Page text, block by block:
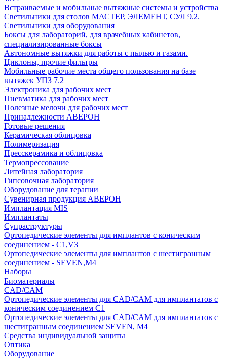
Встраиваемые и мобильные вытяжные системы и устройства
Светильники для столов МАСТЕР, ЭЛЕМЕНТ, СУЛ 9.2.
Светильники для оборудования
Боксы для лабораторий, для врачебных кабинетов,
специализированные боксы
Автономные вытяжки для работы с пылью и газами.
Циклоны, прочие фильтры
Мобильные рабочие места общего пользования на базе
вытяжек УПЗ 7.2
Электроника для рабочих мест
Пневматика для рабочих мест
Полезные мелочи для рабочих мест
Принадлежности АВЕРОН
Готовые решения
Керамическая облицовка
Полимеризация
Пресскерамика и облицовка
Термопрессование
Литейная лаборатория
Гипсовочная лаборатория
Оборудование для терапии
Сувенирная продукция АВЕРОН
Имплантация MIS
Имплантаты
Супраструктуры
Ортопедические элементы для имплантов с коническим
соединением - C1,V3
Ортопедические элементы для имплантов с шестигранным
соединением - SEVEN,M4
Наборы
Биоматериалы
CAD/CAM
Ортопедические элементы для CAD/CAM для имплантатов с
коническим соединением С1
Ортопедические элементы для CAD/CAM для имплантатов с
шестигранным соединением SEVEN, М4
Средства индивидуальной защиты
Оптика
Оборудование